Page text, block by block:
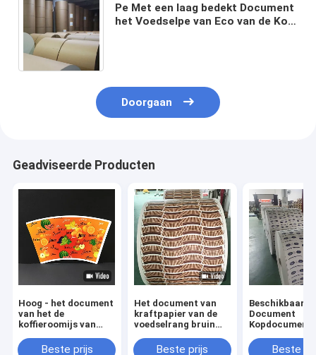
Pe Met een laag bedekt Document
het Voedselpe van Eco van de Kop
Doorgaan
Geadviseerde Producten
Hoog - het document
van het de
koffieroomijs van
kwaliteits100% puree
Beste prijs
Het document van
kraftpapier van de
voedselrang bruin
vriendschappelijk
Beste prijs
Beschikbaar
Document
Kopdocument
Broodjes Bruin
Beste